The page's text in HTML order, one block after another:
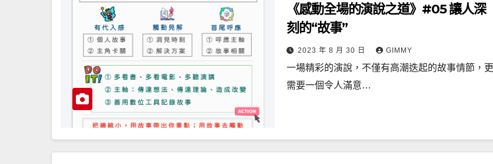
《感動全場的演說之道》#05 讓人深
刻的“故事”
2023 年 8 月 30 日 GIMMY
一場精彩的演說，不僅有高潮迭起的故事情節，更
需要一個令人滿意…